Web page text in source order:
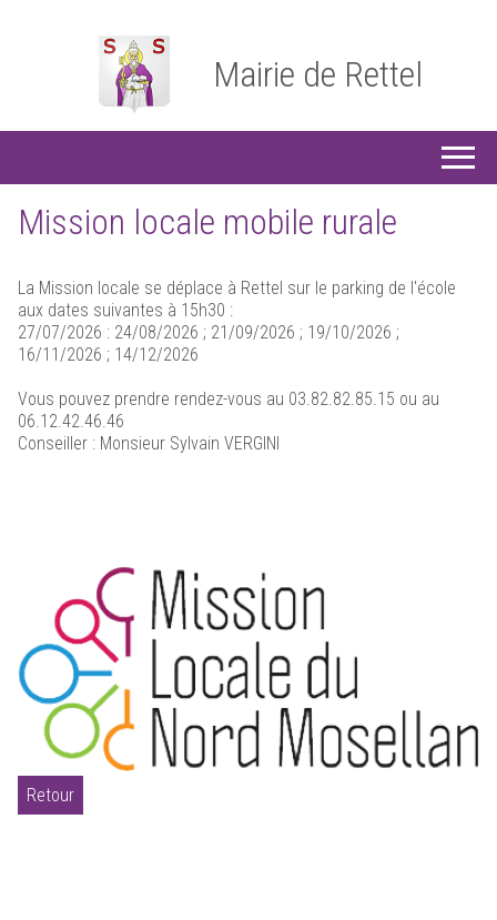
Mairie de Rettel
Mission locale mobile rurale
La Mission locale se déplace à Rettel sur le parking de l'école
aux dates suivantes à 15h30 :
27/07/2026 : 24/08/2026 ; 21/09/2026 ; 19/10/2026 ;
16/11/2026 ; 14/12/2026
Vous pouvez prendre rendez-vous au 03.82.82.85.15 ou au
06.12.42.46.46
Conseiller : Monsieur Sylvain VERGINI
Retour